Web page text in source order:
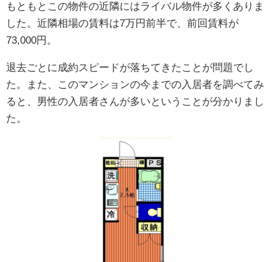
もともとこの物件の近隣にはライバル物件が多くありま
した。近隣相場の賃料は7万円前半で、前回賃料が
73,000円。
退去ごとに成約スピードが落ちてきたことが問題でし
た。また、このマンションの今までの入居者を調べてみ
ると、男性の入居者さんが多いということが分かりまし
た。